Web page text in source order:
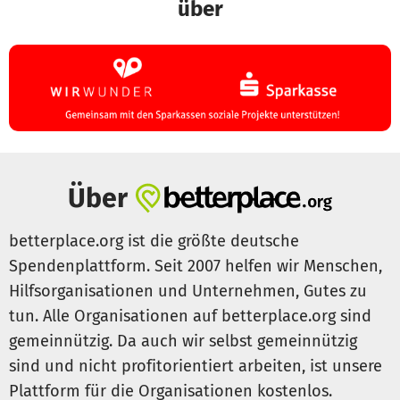
- Kinder- und Neuroorthopädie in der Harlachinger Schön
- kbo-Kinderzentrum München
Clowns bei Münchner Senioren:
- MÜNCHENSTIFT Alfons-Hoffmann-Haus
- AWO Zaidman Seniorenresidenz
- Senioren- und Pflegeheim Damenstift am Luitpoldpark
- Haus der Arbeiterwohlfahrt Haidhausen
- MÜNCHENSTIFT Haus St. Martin
- Horst-Salzmann-Zentrum, AWO Neuperlach
- Kompetenzzentrum Demenz
- Caritas Altenheim St. Franziskus
- Gerontopsychiatrie, Isar-Amper-Klinikum Schwabing, G1
Haus 7
über
Über
betterplace.org ist die größte deutsche
Spendenplattform. Seit 2007 helfen wir Menschen,
Hilfsorganisationen und Unternehmen, Gutes zu
tun. Alle Organisationen auf betterplace.org sind
gemeinnützig. Da auch wir selbst gemeinnützig
sind und nicht profitorientiert arbeiten, ist unsere
Plattform für die Organisationen kostenlos.